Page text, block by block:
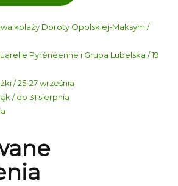
kolaży Doroty Opolskiej-Maksym /
Pyrénéenne i Grupa Lubelska / 19
/ 25-27 września
/ do 31 sierpnia